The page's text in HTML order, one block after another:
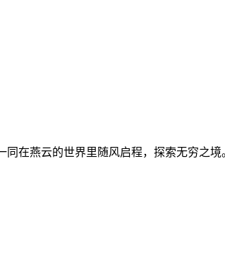
在燕云的世界里随风启程，探索无穷之境